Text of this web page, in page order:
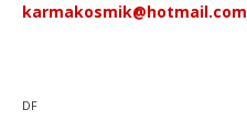
karmakosmik@hotmail.com
DF